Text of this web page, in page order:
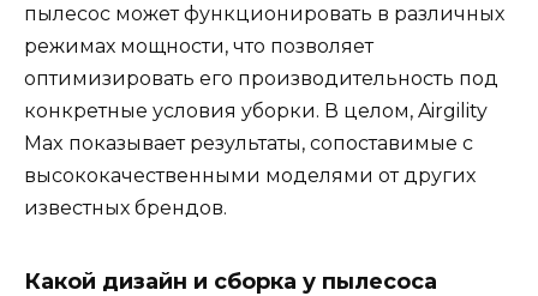
пылесос может функционировать в различных
режимах мощности, что позволяет
оптимизировать его производительность под
конкретные условия уборки. В целом, Airgility
Max показывает результаты, сопоставимые с
высококачественными моделями от других
известных брендов.
Какой дизайн и сборка у пылесоса